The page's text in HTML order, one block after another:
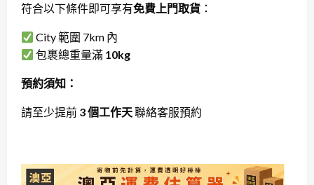
符合以下條件即可享有免費上門取貨 ：
City 範圍 7km 內
包裹總重量滿 10kg
預約須知：
請至少提前 3 個工作天聯絡客服預約